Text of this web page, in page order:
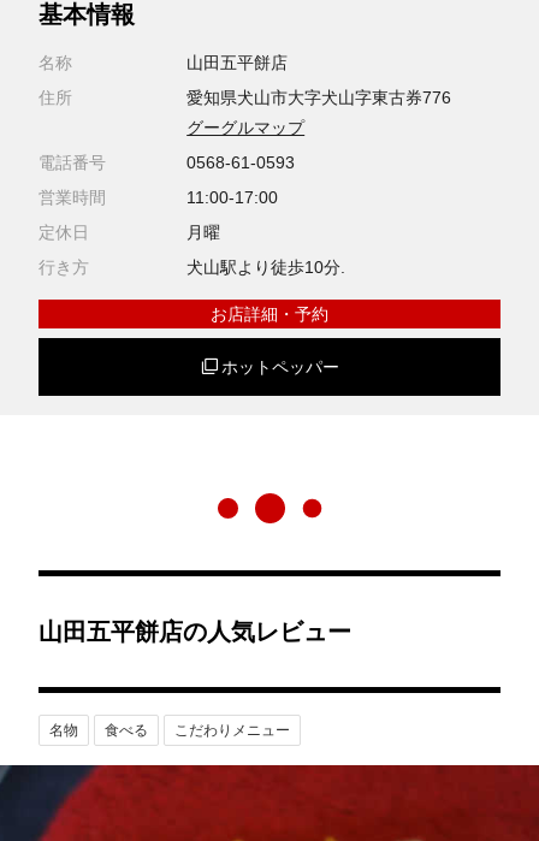
基本情報
名称
山田五平餅店
住所
愛知県犬山市大字犬山字東古券776
グーグルマップ
電話番号
0568-61-0593
営業時間
11:00-17:00
定休日
月曜
行き方
犬山駅より徒歩10分.
お店詳細・予約
ホットペッパー
山田五平餅店の人気レビュー
名物 食べる こだわりメニュー